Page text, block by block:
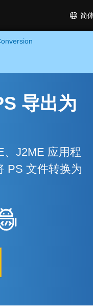
简
导出为
、J2ME 应用程
PS 文件转换为